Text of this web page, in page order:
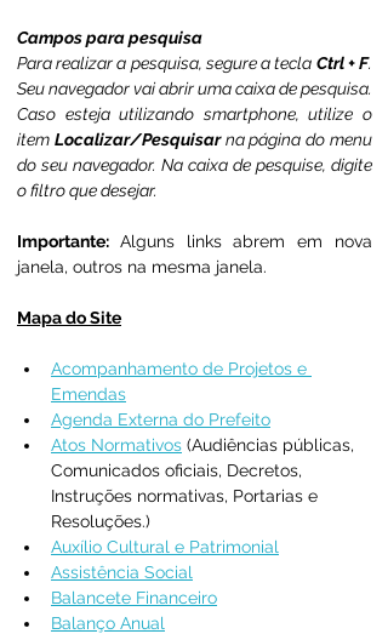
Campos para pesquisa
Para realizar a pesquisa, segure a tecla Ctrl + F.
Seu navegador vai abrir uma caixa de pesquisa.
Caso esteja utilizando smartphone, utilize o
item Localizar/Pesquisar na página do menu
do seu navegador. Na caixa de pesquise, digite
o filtro que desejar.
Importante: Alguns links abrem em nova
janela, outros na mesma janela.
Mapa do Site
Acompanhamento de Projetos e
Emendas
Agenda Externa do Prefeito
Atos Normativos (Audiências públicas,
Comunicados oficiais, Decretos,
Instruções normativas, Portarias e
Resoluções.)
Auxílio Cultural e Patrimonial
Assistência Social
Balancete Financeiro
Balanço Anual